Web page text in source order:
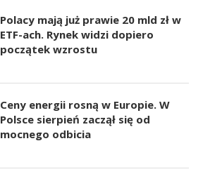
Polacy mają już prawie 20 mld zł w
ETF-ach. Rynek widzi dopiero
początek wzrostu
Ceny energii rosną w Europie. W
Polsce sierpień zaczął się od
mocnego odbicia